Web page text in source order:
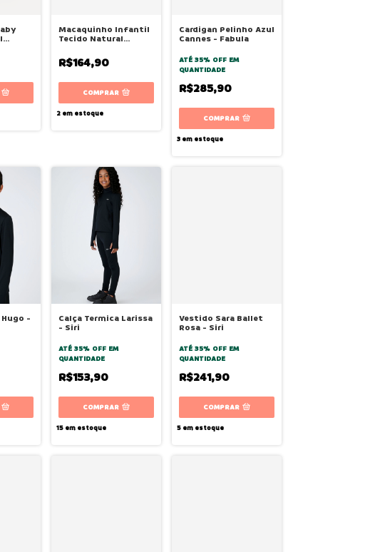
Macaquinho Infantil
Tecido Natural
Bugbee
R$164,90
COMPRAR
2em estoque
Cardigan Pelinho Azul
Cannes - Fabula
ATÉ 35% OFF EM
QUANTIDADE
R$285,90
COMPRAR
3em estoque
- Calça Termica Larissa
- Siri
ATÉ 35% OFF EM
QUANTIDADE
R$153,90
COMPRAR
15em estoque
Vestido Sara Ballet
Rosa - Siri
ATÉ 35% OFF EM
QUANTIDADE
R$241,90
COMPRAR
5em estoque